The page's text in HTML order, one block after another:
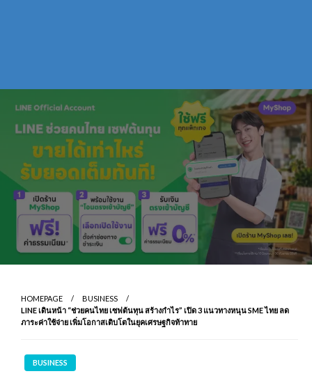
HOMEPAGE
BUSINESS
LINE เดินหน้า “ช่วยคนไทย เซฟต้นทุน สร้างกำไร” เปิด 3 แนวทางหนุน SME ไทย ลด
ภาระค่าใช้จ่าย เพิ่มโอกาสเติบโตในยุคเศรษฐกิจท้าทาย
BUSINESS